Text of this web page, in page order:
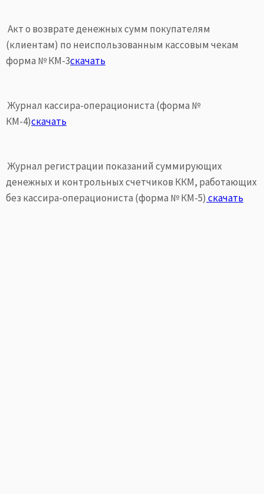
Акт о возврате денежных сумм покупателям
(клиентам) по неиспользованным кассовым чекам
форма № КМ-3скачать
Журнал кассира-операциониста (форма №
КМ-4)скачать
Журнал регистрации показаний суммирующих
денежных и контрольных счетчиков ККМ, работающих
без кассира-операциониста (форма № КМ-5) скачать